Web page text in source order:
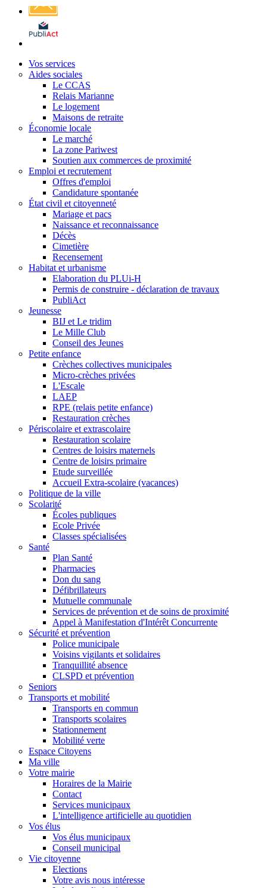
Affichage
légal
Vos services
Aides sociales
Le CCAS
Relais Marianne
Le logement
Maisons de retraite
Économie locale
Le marché
La zone Pariwest
Soutien aux commerces de proximité
Emploi et recrutement
Offres d'emploi
Candidature spontanée
État civil et citoyenneté
Mariage et pacs
Naissance et reconnaissance
Décès
Cimetière
Recensement
Habitat et urbanisme
Elaboration du PLUi-H
Permis de construire - déclaration de travaux
PubliAct
Jeunesse
BIJ et Le tridim
Le Mille Club
Conseil des Jeunes
Petite enfance
Crèches collectives municipales
Micro-crèches privées
L'Escale
LAEP
RPE (relais petite enfance)
Restauration crèches
Périscolaire et extrascolaire
Restauration scolaire
Centres de loisirs maternels
Centre de loisirs primaire
Etude surveillée
Accueil Extra-scolaire (vacances)
Politique de la ville
Scolarité
Écoles publiques
Ecole Privée
Classes spécialisées
Santé
Plan Santé
Pharmacies
Don du sang
Défibrillateurs
Mutuelle communale
Services de prévention et de soins de proximité
Appel à Manifestation d'Intérêt Concurrente
Sécurité et prévention
Police municipale
Voisins vigilants et solidaires
Tranquillité absence
CLSPD et prévention
Seniors
Transports et mobilité
Transports en commun
Transports scolaires
Stationnement
Mobilité verte
Espace Citoyens
Ma ville
Votre mairie
Horaires de la Mairie
Contact
Services municipaux
L'intelligence artificielle au quotidien
Vos élus
Vos élus municipaux
Conseil municipal
Vie citoyenne
Elections
Votre avis nous intéresse